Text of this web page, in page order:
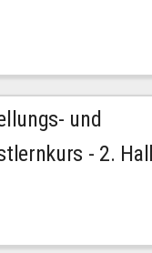
und
- 2.